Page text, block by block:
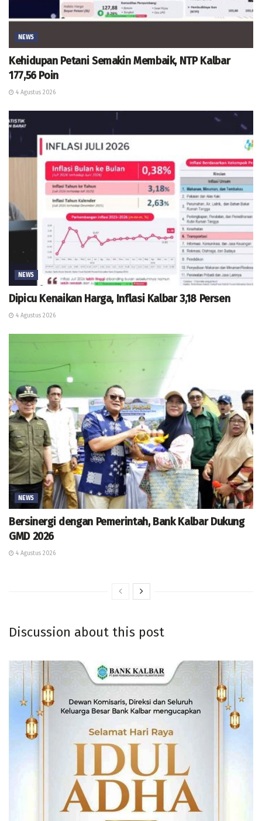
NEWS
Kehidupan Petani Semakin Membaik, NTP Kalbar
177,56 Poin
4 Agustus 2026
NEWS
Dipicu Kenaikan Harga, Inflasi Kalbar 3,18 Persen
4 Agustus 2026
NEWS
Bersinergi dengan Pemerintah, Bank Kalbar Dukung
GMD 2026
4 Agustus 2026
Discussion about this post